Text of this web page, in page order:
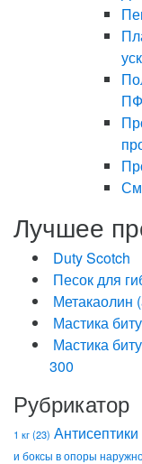
Лучшее
Duty Scotch
Песок для
Метакаолин
Мастика
Мастика
300
Рубрикатор
1 кг(23) Антисептики
и боксы в опоры